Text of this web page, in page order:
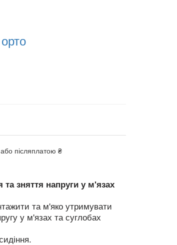
післяплатою ₴
зняття напруги у м'язах
та м'яко утримувати
у м'язах та суглобах